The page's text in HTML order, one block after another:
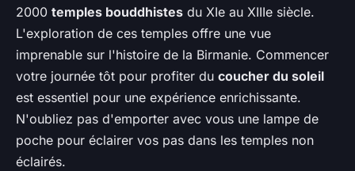
2000 temples bouddhistes du XIe au XIIIe siècle.
L'exploration de ces temples offre une vue
imprenable sur l'histoire de la Birmanie. Commencer
votre journée tôt pour profiter du coucher du soleil
est essentiel pour une expérience enrichissante.
N'oubliez pas d'emporter avec vous une lampe de
poche pour éclairer vos pas dans les temples non
éclairés.